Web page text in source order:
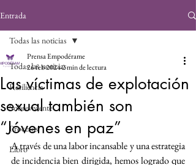
Entrada
Todas las noticias
Resiliencia
Sobreviviente
Procesos
Libro
Todas las noticias
Las víctimas de explotación
sexual también son
“Jóvenes en paz”
Prensa Empodérame
26 feb 20242 min de lectura
A través de una labor incansable y una estrategia
de incidencia bien dirigida, hemos logrado que